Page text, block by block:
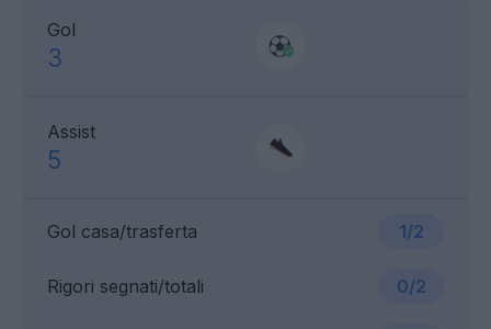
Gol
3
Assist
5
Gol casa/trasferta 1/2
Rigori segnati/totali 0/2